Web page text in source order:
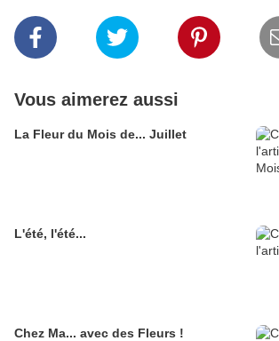
Vous aimerez aussi
La Fleur du Mois de... Juillet
L'été, l'été...
Chez Ma... avec des Fleurs !